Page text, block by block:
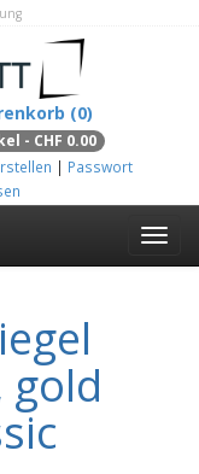
(0)
- CHF 0.00
| Passwort
gold